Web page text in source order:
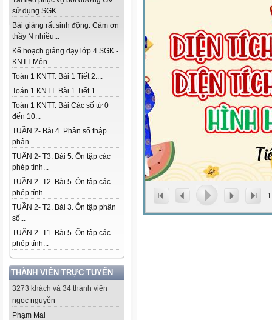
sử dụng SGK...
Bài giảng rất sinh động. Cảm ơn
thầy N nhiều...
Kế hoạch giảng dạy lớp 4 SGK -
KNTT Môn...
Toán 1 KNTT. Bài 1 Tiết 2....
Toán 1 KNTT. Bài 1 Tiết 1....
Toán 1 KNTT. Bài Các số từ 0
đến 10...
TUẦN 2- Bài 4. Phân số thập
phân...
TUẦN 2- T3. Bài 5. Ôn tập các
phép tính...
TUẦN 2- T2. Bài 5. Ôn tập các
phép tính...
TUẦN 2- T2. Bài 3. Ôn tập phân
số...
TUẦN 2- T1. Bài 5. Ôn tập các
phép tính...
THÀNH VIÊN TRỰC TUYẾN
3273 khách và 34 thành viên
ngọc nguyễn
Phạm Mai
1